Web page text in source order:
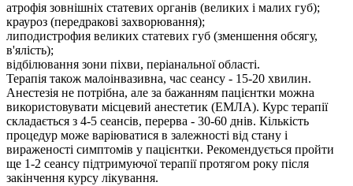
атрофія зовнішніх статевих органів (великих і малих губ);
крауроз (передракові захворювання);
липодистрофия великих статевих губ (зменшення обсягу,
в'ялість);
відбілювання зони піхви, періанальної області.
Терапія також малоінвазивна, час сеансу - 15-20 хвилин.
Анестезія не потрібна, але за бажанням пацієнтки можна
використовувати місцевий анестетик (ЕМЛА). Курс терапії
складається з 4-5 сеансів, перерва - 30-60 днів. Кількість
процедур може варіюватися в залежності від стану і
вираженості симптомів у пацієнтки. Рекомендується пройти
ще 1-2 сеансу підтримуючої терапії протягом року після
закінчення курсу лікування.